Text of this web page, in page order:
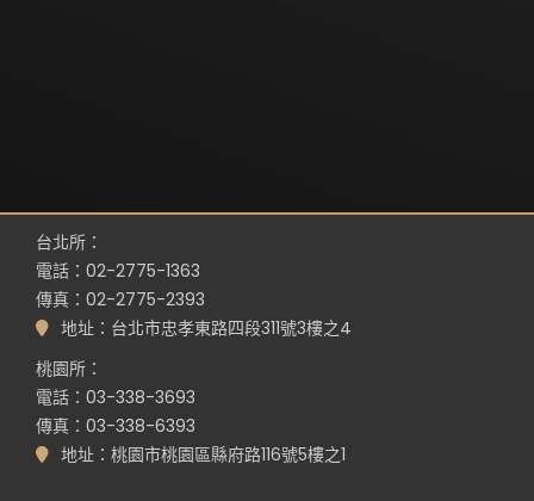
台北所：
電話：02-2775-1363
傳真：02-2775-2393
地址：台北市忠孝東路四段311號3樓之4
桃園所：
電話：03-338-3693
傳真：03-338-6393
地址：桃園市桃園區縣府路116號5樓之1